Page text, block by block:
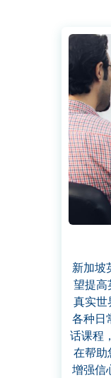
新加坡
望提高
真实世
各种日
话课程
在帮助
增强信